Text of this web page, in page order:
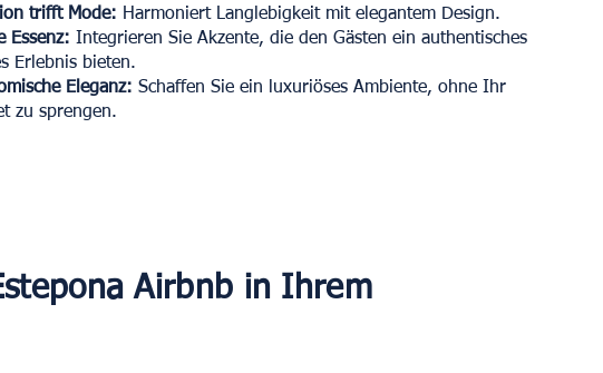
trifft Mode: Harmoniert Langlebigkeit mit elegantem Design.
Essenz: Integrieren Sie Akzente, die den Gästen ein authentisches
Erlebnis bieten.
Eleganz: Schaffen Sie ein luxuriöses Ambiente, ohne Ihr
zu sprengen.
Airbnb in Ihrem